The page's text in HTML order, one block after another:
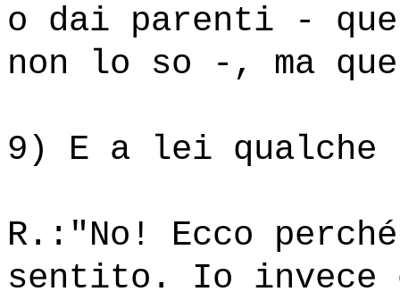
o dai parenti -
non lo so -, ma
9) E a lei qualche
R.:"No! Ecco
sentito. Io invece